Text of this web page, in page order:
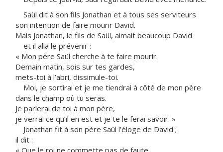
Saül dit à son fils Jonathan et à tous ses serviteurs
son intention de faire mourir David.
Mais Jonathan, le fils de Saül, aimait beaucoup David
et il alla le prévenir :
« Mon père Saül cherche à te faire mourir.
Demain matin, sois sur tes gardes,
mets-toi à l’abri, dissimule-toi.
Moi, je sortirai et je me tiendrai à côté de mon père
dans le champ où tu seras.
Je parlerai de toi à mon père,
je verrai ce qu’il en est et je te le ferai savoir. »
Jonathan fit à son père Saül l’éloge de David ;
il dit :
« Que le roi ne commette pas de faute